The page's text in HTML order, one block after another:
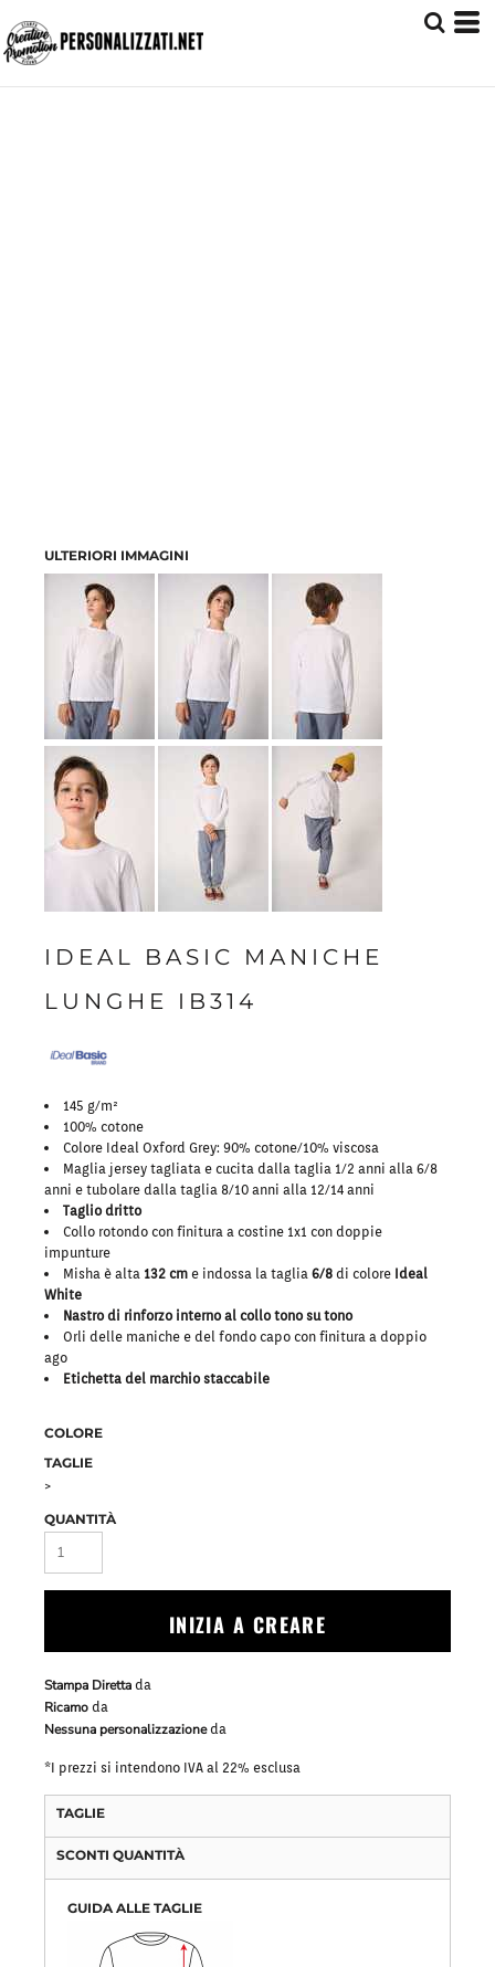
ULTERIORI IMMAGINI
IDEAL BASIC MANICHE
LUNGHE IB314
145 g/m²
100% cotone
Colore Ideal Oxford Grey: 90% cotone/10% viscosa
Maglia jersey tagliata e cucita dalla taglia 1/2 anni alla 6/8
anni e tubolare dalla taglia 8/10 anni alla 12/14 anni
Taglio dritto
Collo rotondo con finitura a costine 1x1 con doppie
impunture
Misha è alta 132 cm e indossa la taglia 6/8 di colore Ideal
White
Nastro di rinforzo interno al collo tono su tono
Orli delle maniche e del fondo capo con finitura a doppio
ago
Etichetta del marchio staccabile
COLORE
TAGLIE
>
QUANTITÀ
INIZIA A CREARE
Stampa Diretta da
Ricamo da
Nessuna personalizzazioneda
*I prezzi si intendono IVA al 22% esclusa
TAGLIE
SCONTI QUANTITÀ
GUIDA ALLE TAGLIE